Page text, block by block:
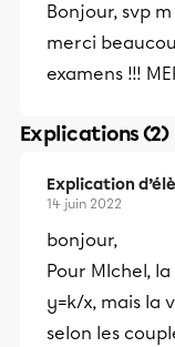
Bonjour, svp
merci
examens !!!
Explications (2)
Explication
14 juin 2022
bonjour,
Pour MIchel,
y=k/x, mais la
selon les